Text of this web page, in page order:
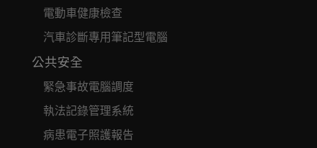
電動車健康檢查
汽車診斷專用筆記型電腦
公共安全
緊急事故電腦調度
執法記錄管理系統
病患電子照護報告